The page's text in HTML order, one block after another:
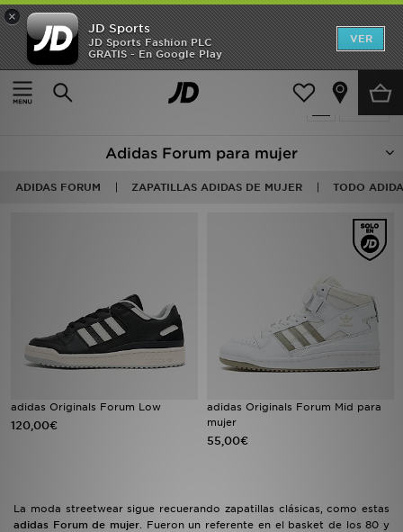
×
JD Sports
JD Sports Fashion PLC
GRATIS - En Google Play
VER
Página principal
Mujer
2 productos encontrados
Adidas Forum para mujer
ADIDAS FORUM ZAPATILLAS ADIDAS DE MUJER TODO
adidas Originals Forum Low
120,00€
adidas Originals Forum Mid para
mujer
55,00€
La moda streetwear sigue recuerando zapatillas clásicas, como estas
adidas Forum de mujer. Fueron un referente en el basket de los 80 y
Hombre
Mujer
Estilo
JD Fútbol
Ofertas
TARJETA REGALO